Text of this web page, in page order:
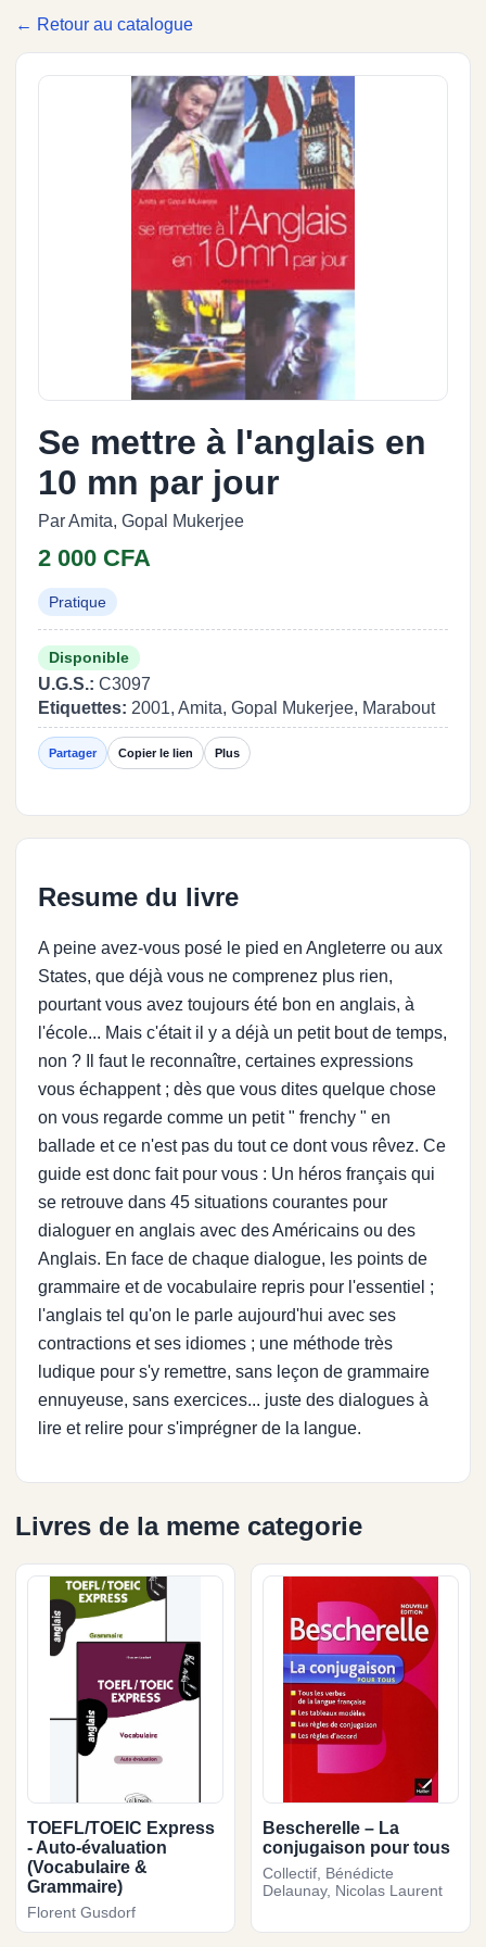
← Retour au catalogue
Se mettre à l'anglais en
10 mn par jour
Par Amita, Gopal Mukerjee
2 000 CFA
Pratique
Disponible
U.G.S.: C3097
Etiquettes: 2001, Amita, Gopal Mukerjee, Marabout
Partager Copier le lien Plus
Resume du livre
A peine avez-vous posé le pied en Angleterre ou aux
States, que déjà vous ne comprenez plus rien,
pourtant vous avez toujours été bon en anglais, à
l'école... Mais c'était il y a déjà un petit bout de temps,
non ? Il faut le reconnaître, certaines expressions
vous échappent ; dès que vous dites quelque chose
on vous regarde comme un petit " frenchy " en
ballade et ce n'est pas du tout ce dont vous rêvez. Ce
guide est donc fait pour vous : Un héros français qui
se retrouve dans 45 situations courantes pour
dialoguer en anglais avec des Américains ou des
Anglais. En face de chaque dialogue, les points de
grammaire et de vocabulaire repris pour l'essentiel ;
l'anglais tel qu'on le parle aujourd'hui avec ses
contractions et ses idiomes ; une méthode très
ludique pour s'y remettre, sans leçon de grammaire
ennuyeuse, sans exercices... juste des dialogues à
lire et relire pour s'imprégner de la langue.
Livres de la meme categorie
TOEFL/TOEIC Express
- Auto-évaluation
(Vocabulaire &
Grammaire)
Florent Gusdorf
Bescherelle – La
conjugaison pour tous
Collectif, Bénédicte
Delaunay, Nicolas Laurent